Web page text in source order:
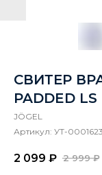
СВИТЕР
PADDED LS
JÖGEL
Артикул: УТ-
2 099 ₽ 2 999 ₽